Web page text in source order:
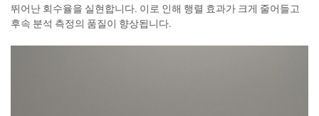
뛰어난 회수율을 실현합니다. 이로 인해 행렬 효과가 크게 줄어들고
후속 분석 측정의 품질이 향상됩니다.